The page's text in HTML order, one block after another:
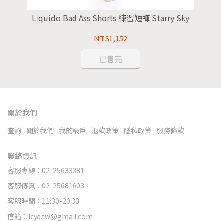
Liquido Bad Ass Shorts 練習短褲 Starry Sky
NT$1,152
已售完
關於我們
查詢 關於我們 我的帳戶 退款政策 隱私政策 服務條款
聯絡資訊
客服專線：02-25633381
客服傳真：02-25681603
客服時間：11:30-20:30
信箱：lcya.tw@gmail.com